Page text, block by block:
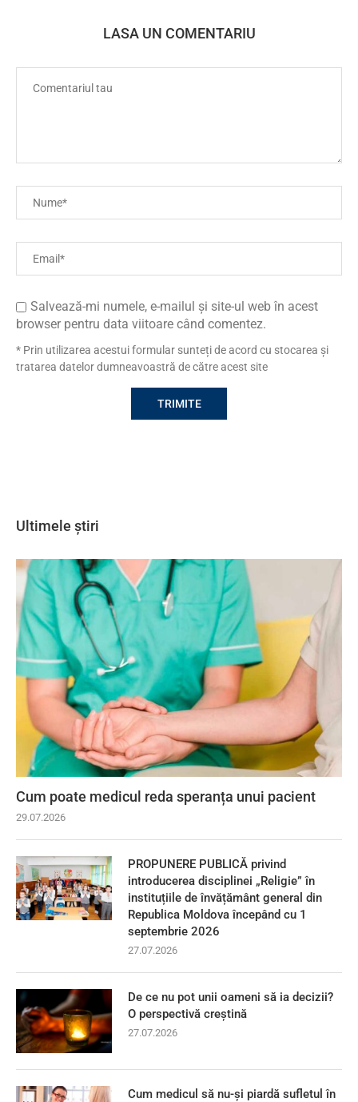
LASA UN COMENTARIU
Salvează-mi numele, e-mailul și site-ul web în acest
browser pentru data viitoare când comentez.
* Prin utilizarea acestui formular sunteți de acord cu stocarea și
tratarea datelor dumneavoastră de către acest site
Ultimele știri
Cum poate medicul reda speranța unui pacient
29.07.2026
PROPUNERE PUBLICĂ privind
introducerea disciplinei „Religie” în
instituțiile de învățământ general din
Republica Moldova începând cu 1
septembrie 2026
27.07.2026
De ce nu pot unii oameni să ia decizii?
O perspectivă creștină
27.07.2026
Cum medicul să nu-și piardă sufletul în